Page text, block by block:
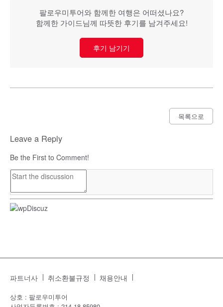
팔로우미투어와 함께한 여행은 어떠셨나요?
함께한 가이드님께 따뜻한 후기를 남겨주세요!
후기 남기기
목록으로
Leave a Reply
Be the First to Comment!
파트너사 취소환불규정 채용안내
상호 : 팔로우미투어